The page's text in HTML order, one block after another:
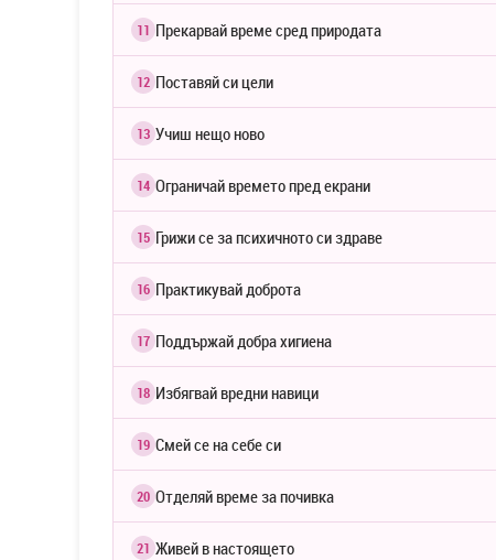
11 Прекарвай време сред природата
12 Поставяй си цели
13 Учиш нещо ново
14 Ограничай времето пред екрани
15 Грижи се за психичното си здраве
16 Практикувай доброта
17 Поддържай добра хигиена
18 Избягвай вредни навици
19 Смей се на себе си
20 Отделяй време за почивка
21 Живей в настоящето